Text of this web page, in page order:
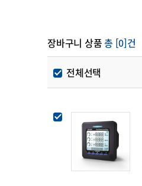
장바구니 상품총 [0]건
전체선택